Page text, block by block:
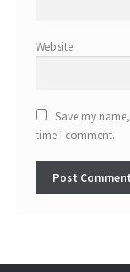
Website
Save my
time I comment.